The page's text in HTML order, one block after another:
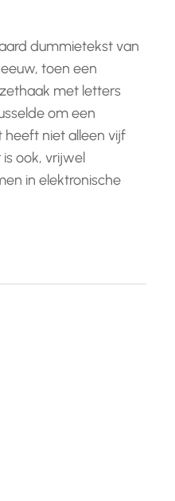
dummietekst van
toen een
met letters
om een
heeft niet alleen vijf
ook, vrijwel
in elektronische